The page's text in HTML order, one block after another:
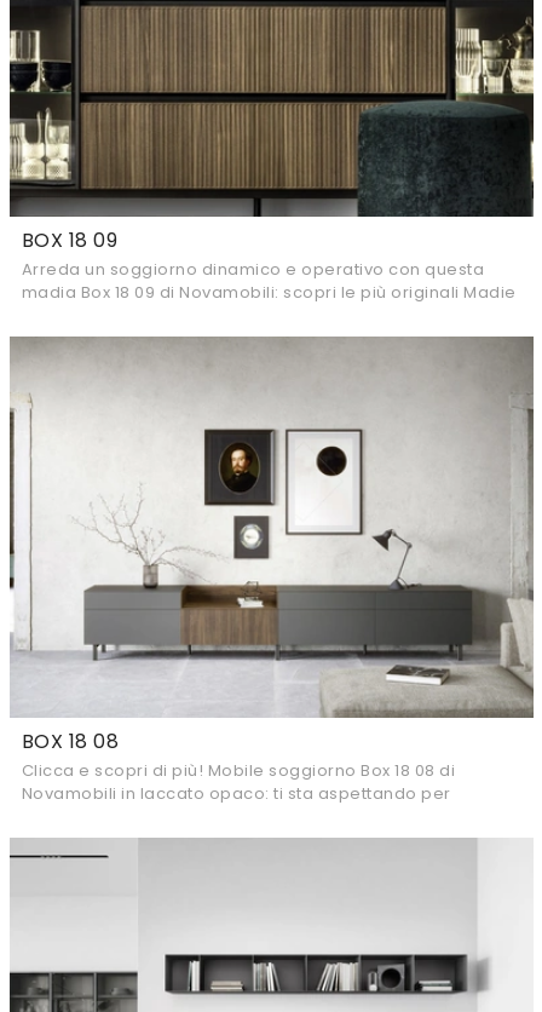
BOX 18 09
Arreda un soggiorno dinamico e operativo con questa
madia Box 18 09 di Novamobili: scopri le più originali Madie
BOX 18 08
Clicca e scopri di più! Mobile soggiorno Box 18 08 di
Novamobili in laccato opaco: ti sta aspettando per